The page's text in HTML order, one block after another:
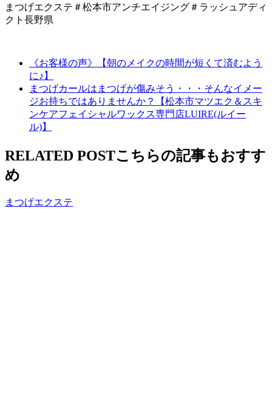
まつげエクステ＃松本市アンチエイジング＃ラッシュアディ
クト長野県
《お客様の声》【朝のメイクの時間が短くて済むよう
に♪】
まつげカールはまつげが傷みそう・・・そんなイメー
ジお持ちではありませんか？【松本市マツエク＆スキ
ンケアフェイシャルワックス専門店LUIRE(ルイー
ル)】
RELATED POSTこちらの記事もおすす
め
まつげエクステ